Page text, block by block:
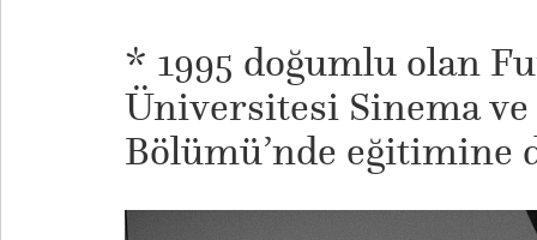
* 1995 doğumlu olan
Üniversitesi Sinema
Bölümü’nde eğitimine